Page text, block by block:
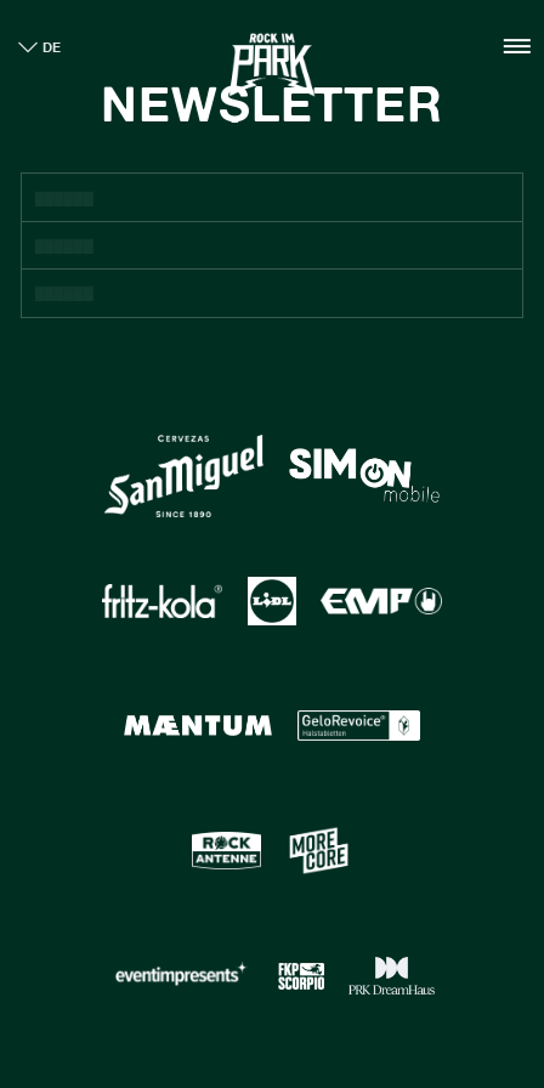
DE HOME
TICKETS
INFO
CASHLESS
NACHHALTIGKEIT
BOUTIQUE
NEWSLETTER
SPONSOREN